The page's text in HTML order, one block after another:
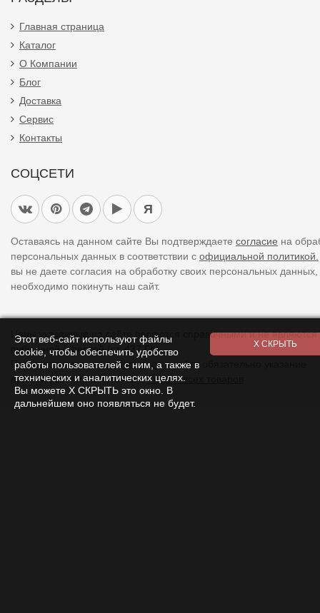
Главная страница
Каталог
О Компании
Блог
Доставка
Сервис
Контакты
СОЦСЕТИ
Я
Оставаясь на данном сайте Вы подтверждаете согласие на
персональных данных в соответствии с официальной политикой.
вы не даете согласия на обработку своих персональных
необходимо покинуть наш сайт.
Цены указанные на сайте являются справочными и не являются
публичной офертой (ст. 437 ГК).
При использованииматериалов с сайта обязательно указание
прямой ссылки на источник.Список всех товаров
Этот веб-сайт используют файлы
cookie, чтобы обеспечить удобство
работы пользователей с ним, а также в
технических и аналитических целях.
Вы можете Х СКРЫТЬ это окно. В
дальнейшем оно появляться не будет.